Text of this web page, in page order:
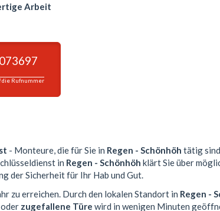
Arbeit
die Rufnummer
- Monteure, die für Sie in Regen - Schönhöh tätig
in Regen - Schönhöh klärt Sie über
der Sicherheit für Ihr Hab und Gut.
zu erreichen. Durch den lokalen Standort in Regen -
zugefallene Türe wird in wenigen Minuten